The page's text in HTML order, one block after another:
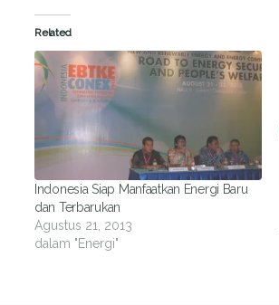
Related
Indonesia Siap Manfaatkan Energi Baru
dan Terbarukan
Agustus 21, 2013
dalam "Energi"